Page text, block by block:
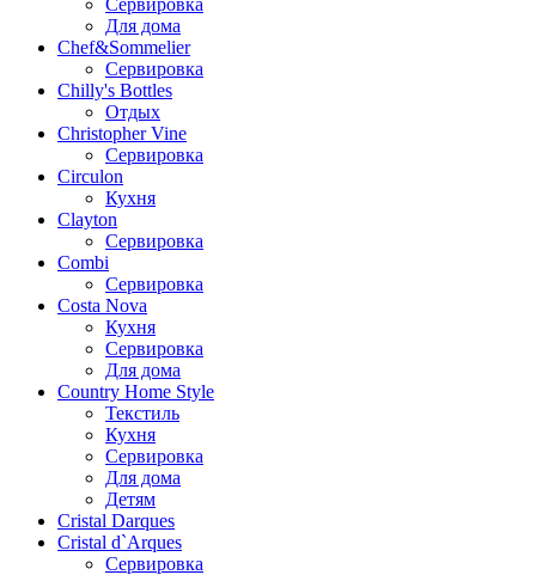
Сервировка
Для дома
Chef&Sommelier
Сервировка
Chilly's Bottles
Отдых
Christopher Vine
Сервировка
Circulon
Кухня
Clayton
Сервировка
Combi
Сервировка
Costa Nova
Кухня
Сервировка
Для дома
Country Home Style
Текстиль
Кухня
Сервировка
Для дома
Детям
Cristal Darques
Cristal d`Arques
Сервировка